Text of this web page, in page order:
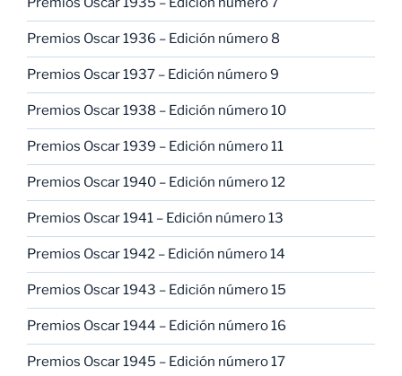
Premios Oscar 1936 – Edición número 8
Premios Oscar 1937 – Edición número 9
Premios Oscar 1938 – Edición número 10
Premios Oscar 1939 – Edición número 11
Premios Oscar 1940 – Edición número 12
Premios Oscar 1941 – Edición número 13
Premios Oscar 1942 – Edición número 14
Premios Oscar 1943 – Edición número 15
Premios Oscar 1944 – Edición número 16
Premios Oscar 1945 – Edición número 17